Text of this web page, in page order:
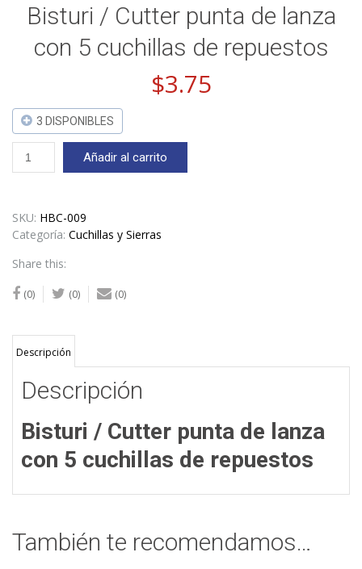
Bisturi / Cutter punta de lanza
con 5 cuchillas de repuestos
$3.75
3 DISPONIBLES
Bisturi
de
lanza
5
cuchillas
de
cantidad
Añadir al carrito
SKU: HBC-009
Categoría: Cuchillas y Sierras
Share this:
(0) (0) (0)
Descripción
Descripción
Bisturi / Cutter punta de lanza
con 5 cuchillas de repuestos
También te recomendamos…